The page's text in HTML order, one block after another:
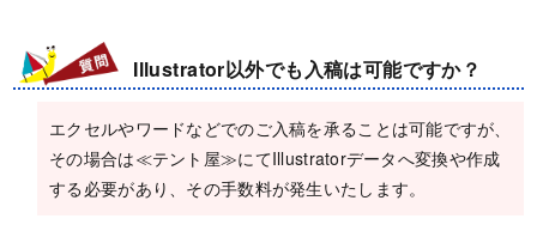
Illustrator以外でも入稿は可能ですか？
エクセルやワードなどでのご入稿を承ることは可能ですが、
その場合は≪テント屋≫にてIllustratorデータへ変換や作成
する必要があり、その手数料が発生いたします。